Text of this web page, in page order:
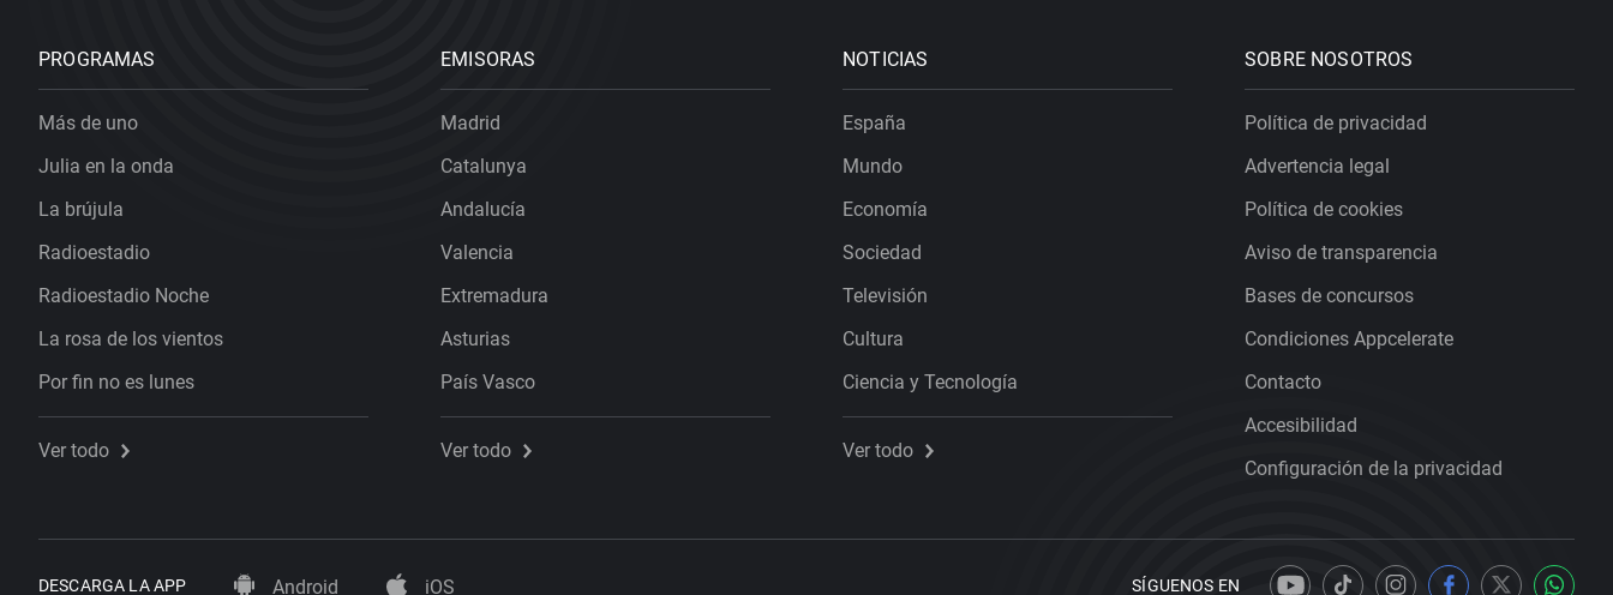
PROGRAMAS
Más de uno
Julia en la onda
La brújula
Radioestadio
Radioestadio Noche
La rosa de los vientos
Por fin no es lunes
Ver todo
EMISORAS
Madrid
Catalunya
Andalucía
Valencia
Extremadura
Asturias
País Vasco
Ver todo
NOTICIAS
España
Mundo
Economía
Sociedad
Televisión
Cultura
Ciencia y Tecnología
Ver todo
SOBRE NOSOTROS
Política de privacidad
Advertencia legal
Política de cookies
Aviso de transparencia
Bases de concursos
Condiciones Appcelerate
Contacto
Accesibilidad
Configuración de la privacidad
DESCARGA LA APP Android iOS SÍGUENOS EN